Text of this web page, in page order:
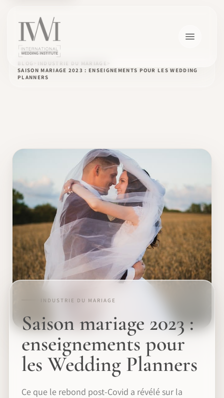
BLOG
INDUSTRIE DU MARIAGE
SAISON MARIAGE 2023 : ENSEIGNEMENTS POUR LES WEDDING
PLANNERS
INDUSTRIE DU MARIAGE
Saison mariage 2023 :
enseignements pour
les Wedding Planners
Ce que le rebond post-Covid a révélé sur la